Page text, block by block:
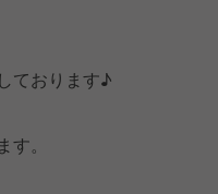
ております♪
。